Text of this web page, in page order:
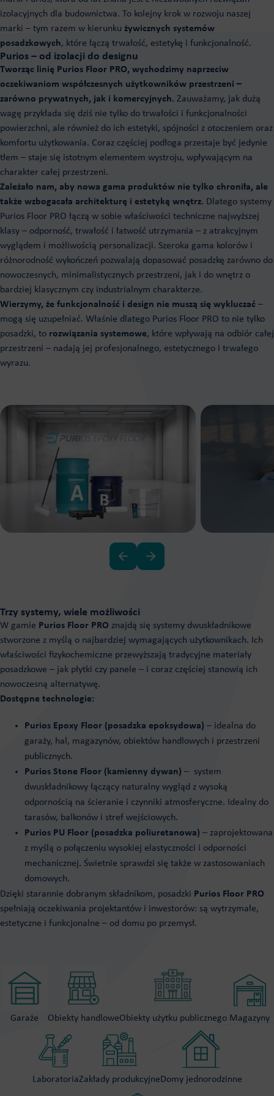
Systemy pian sztywnych PUROXEN
Systemy do paneli PIR PUROXEN
Kleje poliuretanowe
Do formowania na zimno i gorąco
Do nawierzchni placów zabaw
Do drewna
Do płyt warstwowych
Posadzki żywiczne
Purios Epoxy Floor
Purios Stone Floor
Purios PU Floor
Tailor made
izolacyjnych dla budownictwa. To kolejny krok w rozwoju naszej
marki – tym razem w kierunku żywicznych systemów
posadzkowych, które łączą trwałość, estetykę i funkcjonalność.
Purios – od izolacji do designu
Tworząc linię Purios Floor PRO, wychodzimy naprzeciw
oczekiwaniom współczesnych użytkowników przestrzeni –
zarówno prywatnych, jak i komercyjnych. Zauważamy, jak dużą
wagę przykłada się dziś nie tylko do trwałości i funkcjonalności
powierzchni, ale również do ich estetyki, spójności z otoczeniem oraz
komfortu użytkowania. Coraz częściej podłoga przestaje być jedynie
tłem – staje się istotnym elementem wystroju, wpływającym na
charakter całej przestrzeni.
Zależało nam, aby nowa gama produktów nie tylko chroniła, ale
także wzbogacała architekturę i estetykę wnętrz. Dlatego systemy
Purios Floor PRO łączą w sobie właściwości techniczne najwyższej
klasy – odporność, trwałość i łatwość utrzymania – z atrakcyjnym
wyglądem i możliwością personalizacji. Szeroka gama kolorów i
różnorodność wykończeń pozwalają dopasować posadzkę zarówno do
nowoczesnych, minimalistycznych przestrzeni, jak i do wnętrz o
bardziej klasycznym czy industrialnym charakterze.
Wierzymy, że funkcjonalność i design nie muszą się wykluczać –
mogą się uzupełniać. Właśnie dlatego Purios Floor PRO to nie tylko
posadzki, to rozwiązania systemowe, które wpływają na odbiór całej
przestrzeni – nadają jej profesjonalnego, estetycznego i trwałego
wyrazu.
Trzy systemy, wiele możliwości
W gamie Purios Floor PRO znajdą się systemy dwuskładnikowe
stworzone z myślą o najbardziej wymagających użytkownikach. Ich
właściwości fizykochemiczne przewyższają tradycyjne materiały
posadzkowe – jak płytki czy panele – i coraz częściej stanowią ich
nowoczesną alternatywę.
Dostępne technologie:
Purios Epoxy Floor (posadzka epoksydowa) – idealna do
garaży, hal, magazynów, obiektów handlowych i przestrzeni
publicznych.
Purios Stone Floor (kamienny dywan) – system
dwuskładnikowy łączący naturalny wygląd z wysoką
odpornością na ścieranie i czynniki atmosferyczne. Idealny do
tarasów, balkonów i stref wejściowych.
Purios PU Floor (posadzka poliuretanowa) – zaprojektowana
z myślą o połączeniu wysokiej elastyczności i odporności
mechanicznej. Świetnie sprawdzi się także w zastosowaniach
domowych.
Dzięki starannie dobranym składnikom, posadzki Purios Floor PRO
spełniają oczekiwania projektantów i inwestorów: są wytrzymałe,
estetyczne i funkcjonalne – od domu po przemysł.
Garaże Obiekty handloweObiekty użytku publicznego Magazyny
LaboratoriaZakłady produkcyjne Domy jednorodzinne